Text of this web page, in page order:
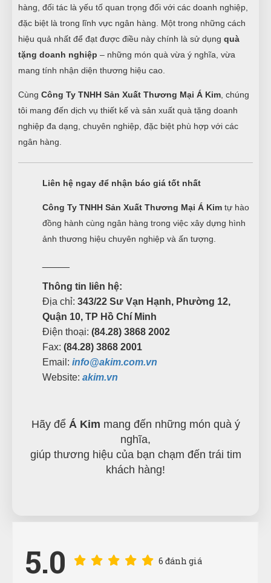
hàng, đối tác là yếu tố quan trọng đối với các doanh nghiệp,
đặc biệt là trong lĩnh vực ngân hàng. Một trong những cách
hiệu quả nhất để đạt được điều này chính là sử dụng quà
tặng doanh nghiệp – những món quà vừa ý nghĩa, vừa
mang tính nhận diện thương hiệu cao.
Cùng Công Ty TNHH Sản Xuất Thương Mại Á Kim, chúng
tôi mang đến dịch vụ thiết kế và sản xuất quà tặng doanh
nghiệp đa dạng, chuyên nghiệp, đặc biệt phù hợp với các
ngân hàng.
Liên hệ ngay để nhận báo giá tốt nhất
Công Ty TNHH Sản Xuất Thương Mại Á Kim tự hào
đồng hành cùng ngân hàng trong việc xây dựng hình
ảnh thương hiệu chuyên nghiệp và ấn tượng.
Thông tin liên hệ:
Địa chỉ: 343/22 Sư Vạn Hạnh, Phường 12,
Quận 10, TP Hồ Chí Minh
Điện thoại: (84.28) 3868 2002
Fax: (84.28) 3868 2001
Email: info@akim.com.vn
Website: akim.vn
Hãy để Á Kim mang đến những món quà ý
nghĩa,
giúp thương hiệu của bạn chạm đến trái tim
khách hàng!
5.0 6 đánh giá
NH
(Đánh giá 1 năm trước)